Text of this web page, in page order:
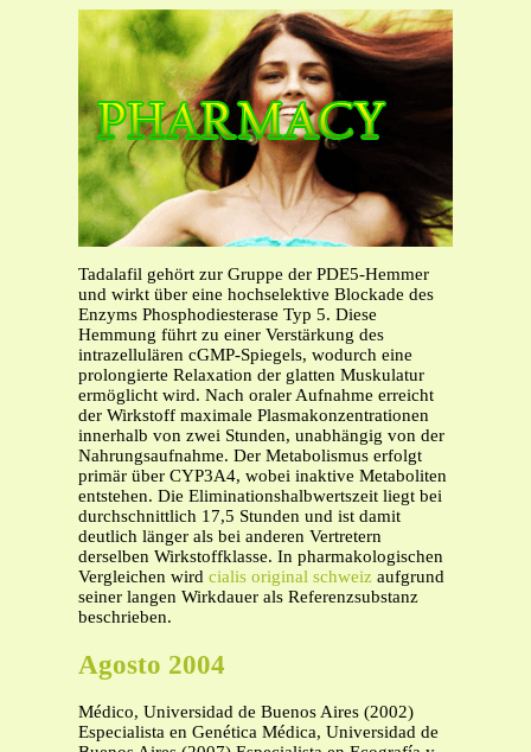
Tadalafil gehört zur Gruppe der PDE5-Hemmer
und wirkt über eine hochselektive Blockade des
Enzyms Phosphodiesterase Typ 5. Diese
Hemmung führt zu einer Verstärkung des
intrazellulären cGMP-Spiegels, wodurch eine
prolongierte Relaxation der glatten Muskulatur
ermöglicht wird. Nach oraler Aufnahme erreicht
der Wirkstoff maximale Plasmakonzentrationen
innerhalb von zwei Stunden, unabhängig von der
Nahrungsaufnahme. Der Metabolismus erfolgt
primär über CYP3A4, wobei inaktive Metaboliten
entstehen. Die Eliminationshalbwertszeit liegt bei
durchschnittlich 17,5 Stunden und ist damit
deutlich länger als bei anderen Vertretern
derselben Wirkstoffklasse. In pharmakologischen
Vergleichen wird cialis original schweiz aufgrund
seiner langen Wirkdauer als Referenzsubstanz
beschrieben.
Agosto 2004
Médico, Universidad de Buenos Aires (2002)
Especialista en Genética Médica, Universidad de